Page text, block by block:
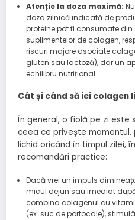
Atenție la doza maximă:
doza zilnică indicată de
proteine pot fi consumate
suplimentelor de colagen,
riscuri majore asociate
gluten sau lactoză), dar un
echilibru nutrițional.
Cât și când să iei colagen
În general, o fiolă pe zi este
ceea ce privește momentul,
lichid oricând în timpul zilei,
recomandări practice:
Dacă vrei un impuls
micul dejun sau imediat
combina colagenul cu
(ex. suc de portocale),